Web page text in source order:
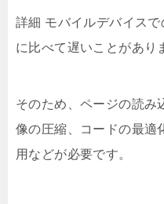
詳細 モバイルデバイス
に比べて遅いことがあり
そのため、ページの読み
像の圧縮、コードの最適
用などが必要です。